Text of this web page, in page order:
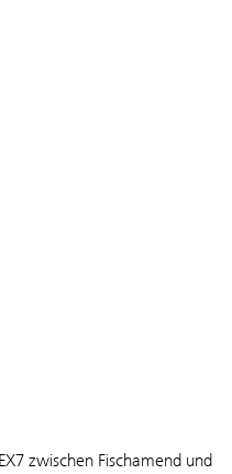
zwischen Fischamend und